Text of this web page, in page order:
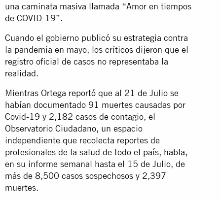
una caminata masiva llamada “Amor en tiempos
de COVID-19”.
Cuando el gobierno publicó su estrategia contra
la pandemia en mayo, los críticos dijeron que el
registro oficial de casos no representaba la
realidad.
Mientras Ortega reportó que al 21 de Julio se
habían documentado 91 muertes causadas por
Covid-19 y 2,182 casos de contagio, el
Observatorio Ciudadano, un espacio
independiente que recolecta reportes de
profesionales de la salud de todo el país, habla,
en su informe semanal hasta el 15 de Julio, de
más de 8,500 casos sospechosos y 2,397
muertes.